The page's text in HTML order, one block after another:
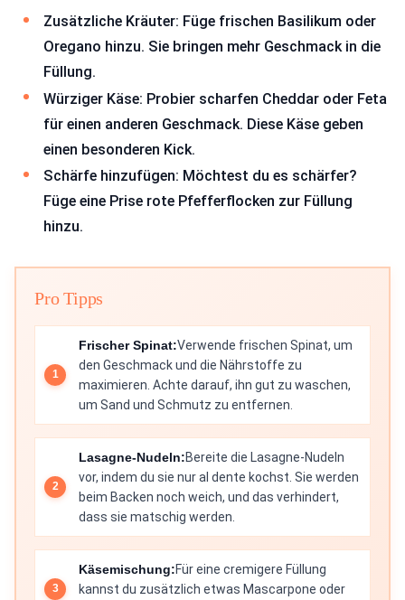
Zusätzliche Kräuter: Füge frischen Basilikum oder
Oregano hinzu. Sie bringen mehr Geschmack in die
Füllung.
Würziger Käse: Probier scharfen Cheddar oder Feta
für einen anderen Geschmack. Diese Käse geben
einen besonderen Kick.
Schärfe hinzufügen: Möchtest du es schärfer?
Füge eine Prise rote Pfefferflocken zur Füllung
hinzu.
Pro Tipps
Frischer Spinat:Verwende frischen Spinat, um
den Geschmack und die Nährstoffe zu
maximieren. Achte darauf, ihn gut zu waschen,
um Sand und Schmutz zu entfernen.
Lasagne-Nudeln:Bereite die Lasagne-Nudeln
vor, indem du sie nur al dente kochst. Sie werden
beim Backen noch weich, und das verhindert,
dass sie matschig werden.
Käsemischung:Für eine cremigere Füllung
kannst du zusätzlich etwas Mascarpone oder